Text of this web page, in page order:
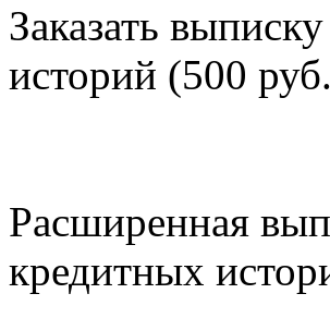
Заказать
историй (500
Расширенная
кредитных